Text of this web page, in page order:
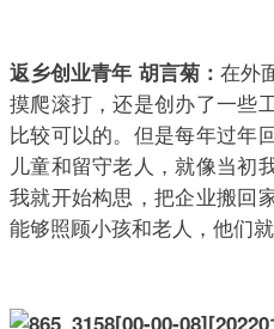
返乡创业青年 胡言菊： 在外
摸爬滚打，还是创办了一些
比较可以的。但是每年过年
儿童和留守老人，就像当初
我就开始构思，把企业搬回
能够照顾小孩和老人，他们就